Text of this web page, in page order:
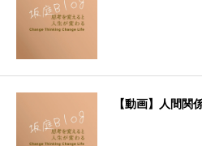
【動画】人間関